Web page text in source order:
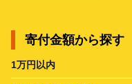
寄付金額から探す
1万円以内